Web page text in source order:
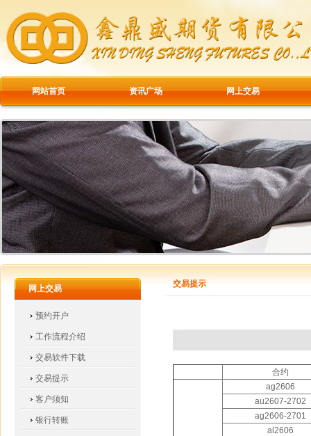
网站首页 资讯广场 网上交易
网上交易
预约开户
工作流程介绍
交易软件下载
交易提示
客户须知
银行转账
交易提示
合约
ag2606
au2607-2702
ag2606-2701
al2606